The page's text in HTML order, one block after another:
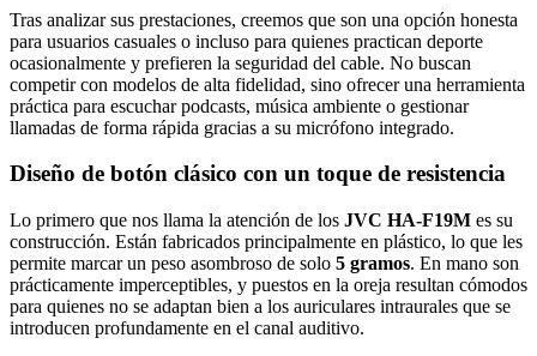
Tras analizar sus prestaciones, creemos que son una opción honesta
para usuarios casuales o incluso para quienes practican deporte
ocasionalmente y prefieren la seguridad del cable. No buscan
competir con modelos de alta fidelidad, sino ofrecer una herramienta
práctica para escuchar podcasts, música ambiente o gestionar
llamadas de forma rápida gracias a su micrófono integrado.
Diseño de botón clásico con un toque de resistencia
Lo primero que nos llama la atención de los JVC HA-F19M es su
construcción. Están fabricados principalmente en plástico, lo que les
permite marcar un peso asombroso de solo 5 gramos. En mano son
prácticamente imperceptibles, y puestos en la oreja resultan cómodos
para quienes no se adaptan bien a los auriculares intraurales que se
introducen profundamente en el canal auditivo.